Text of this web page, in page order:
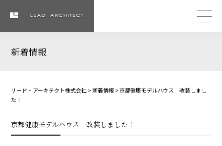
新着情報
リード・アーキテクト株式会社>新着情報>京都健康モデルハウス 改装しまし
た！
京都健康モデルハウス 改装しました！